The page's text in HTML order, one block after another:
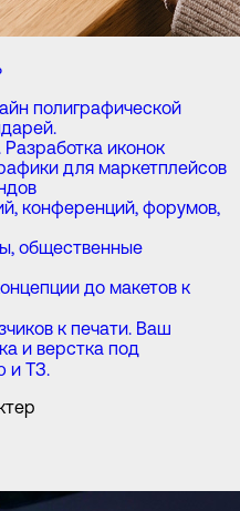
полиграфической
иконок
для маркетплейсов
конференций, форумов,
общественные
до макетов к
к печати. Ваш
и верстка под
и ТЗ.